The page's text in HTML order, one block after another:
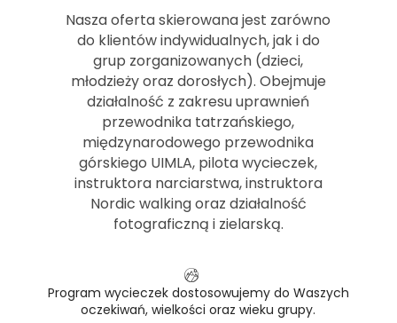
Nasza oferta skierowana jest zarówno
do klientów indywidualnych, jak i do
grup zorganizowanych (dzieci,
młodzieży oraz dorosłych). Obejmuje
działalność z zakresu uprawnień
przewodnika tatrzańskiego,
międzynarodowego przewodnika
górskiego UIMLA, pilota wycieczek,
instruktora narciarstwa, instruktora
Nordic walking oraz działalność
fotograficzną i zielarską.
Program wycieczek dostosowujemy do Waszych
oczekiwań, wielkości oraz wieku grupy.